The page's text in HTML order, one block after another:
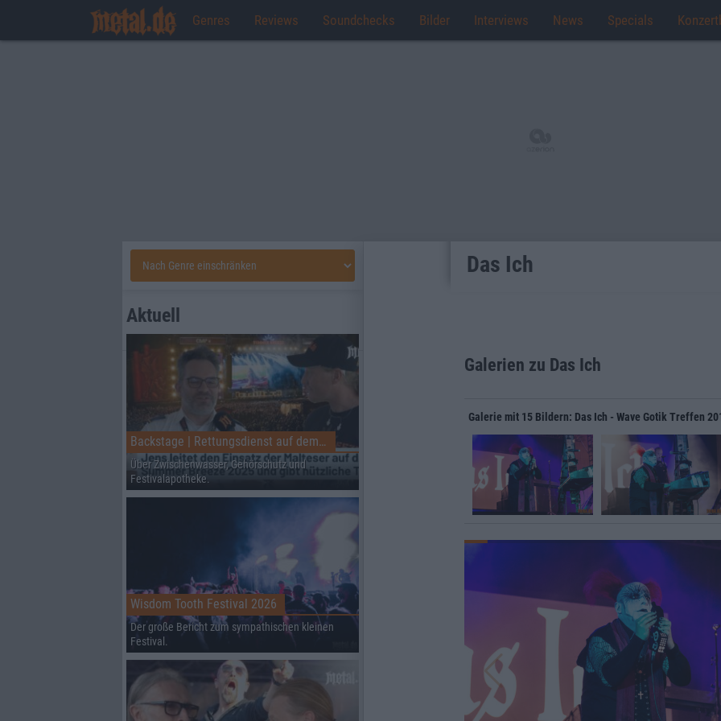
Genres Reviews Soundchecks Bilder Interviews News Specials
Das Ich
Galerien zu Das Ich
Galerie mit 15 Bildern: Das Ich - Wave Gotik Treffen
Aktuell
Backstage | Rettungsdienst auf dem Summer Breeze
Über Zwischenwasser, Gehörschutz und
Festivalapotheke.
Wisdom Tooth Festival 2026
Der große Bericht zum sympathischen kleinen
Festival.